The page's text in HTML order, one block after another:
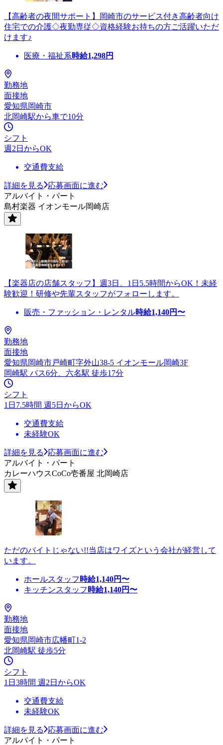
【高齢者の夜間サポート】岡崎市のサービス付き高齢者向け
住宅での介護◇夜勤専従◇資格経験お持ちの方ご活躍いただ
けます♪
医療・福祉系時給1,298円
勤務地
面接地
愛知県岡崎市
北岡崎駅から車で10分
シフト
週2日からOK
交通費支給
詳細を見る
応募画面に進む
アルバイト・パート
島村楽器 イオンモール岡崎店
【楽器店の店舗スタッフ】週3日、1日5.5時間からOK！未経
験歓迎！研修や先輩スタッフがフォローします。
販売・ファッション・レンタル時給1,140円〜
勤務地
面接地
愛知県岡崎市戸崎町字外山38-5 イオンモール岡崎3F
岡崎駅 バス6分、六名駅 徒歩17分
シフト
1日7.5時間 週5日からOK
交通費支給
未経験OK
詳細を見る
応募画面に進む
アルバイト・パート
カレーハウスCoCo壱番屋 北岡崎店
ただのバイトじゃない!!当店はワイズという会社が経営して
います。
ホールスタッフ 時給1,140円〜
キッチンスタッフ 時給1,140円〜
勤務地
面接地
愛知県岡崎市広幡町1-2
北岡崎駅 徒歩5分
シフト
1日3時間 週2日からOK
交通費支給
未経験OK
詳細を見る
応募画面に進む
アルバイト・パート